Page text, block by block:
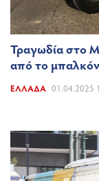
Τραγωδία στο
από το
ΕΛΛΆΔΑ 01.04.2025